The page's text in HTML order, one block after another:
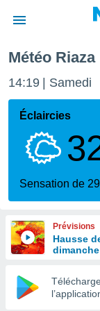
de
en
Météo Riaza
14:19 Samedi
Éclaircies
Sensation de
Prévisions
Hausse